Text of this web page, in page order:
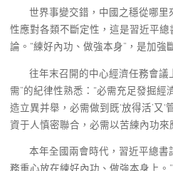
世界事變交錯，中國之穩從哪
性應對各類不斷定性，這是習近平總
論。“練好內功、做強本身”，是加強
往年末召開的中心經濟任務會議
需”的紀律性熟悉：“必需充足發掘
造立異并舉，必需做到既‘放得活’又
資于人慎密聯合，必需以苦練內功來
本年全國兩會時代，習近平總書
務重心放在練好內功、做強本身上。”